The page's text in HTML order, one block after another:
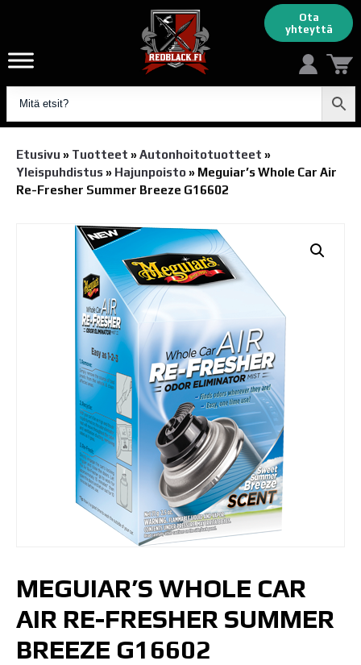
Ota
yhteyttä
Etusivu » Tuotteet » Autonhoito­tuotteet »
Yleispuhdistus» Hajunpoisto» Meguiar’s Whole Car Air
Re-Fresher Summer Breeze G16602
MEGUIAR’S WHOLE CAR
AIR RE-FRESHER SUMMER
BREEZE G16602